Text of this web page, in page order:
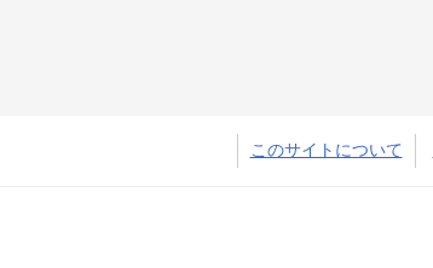
このサイトについて